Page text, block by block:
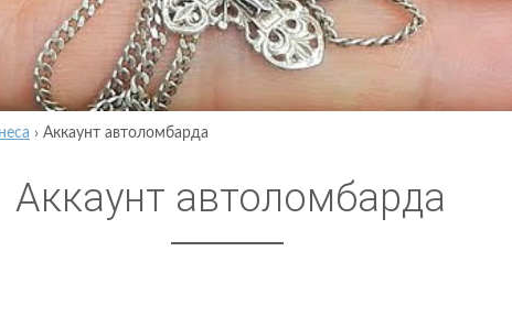
› Аккаунт автоломбарда
Аккаунт автоломбарда